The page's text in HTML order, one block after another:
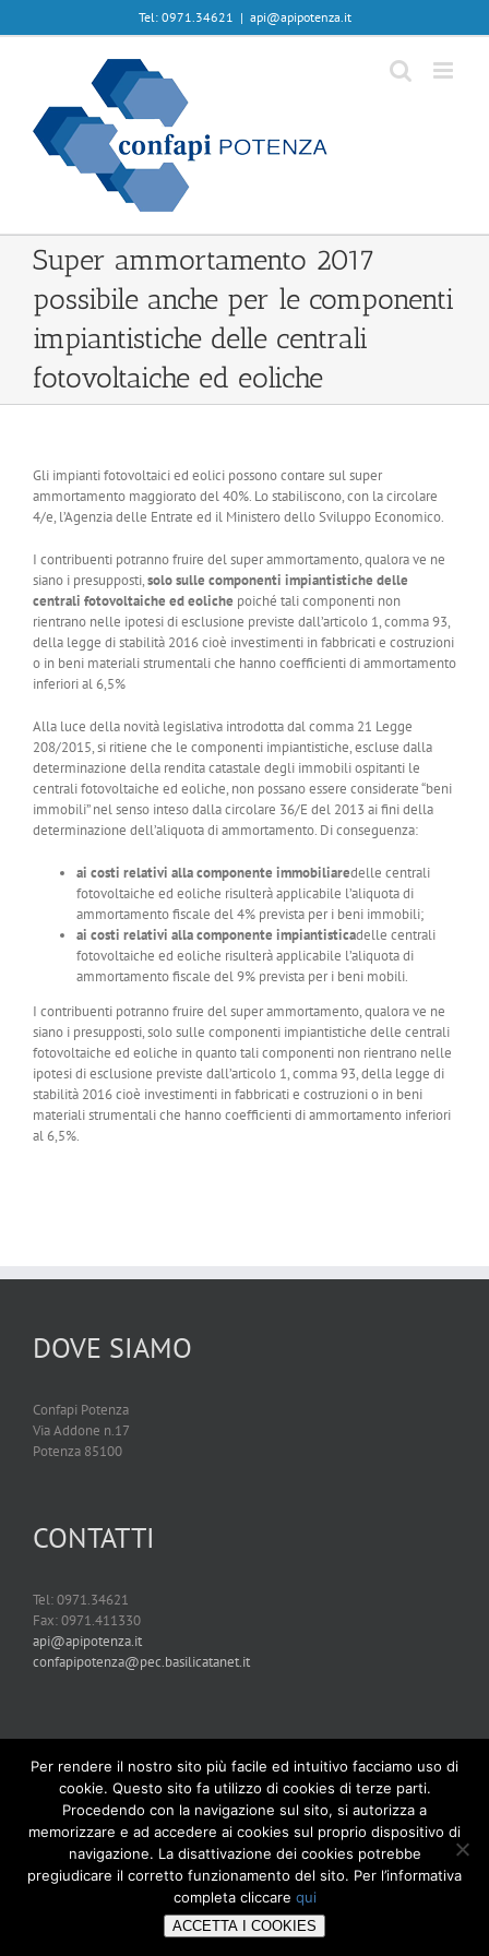
Tel: 0971.34621 | api@apipotenza.it
Super ammortamento 2017
possibile anche per le componenti
impiantistiche delle centrali
fotovoltaiche ed eoliche
Gli impianti fotovoltaici ed eolici possono contare sul super
ammortamento maggiorato del 40%. Lo stabiliscono, con la circolare
4/e, l’Agenzia delle Entrate ed il Ministero dello Sviluppo Economico.
I contribuenti potranno fruire del super ammortamento, qualora ve ne
siano i presupposti,solo sulle componenti impiantistiche delle
centrali fotovoltaiche ed eoliche poiché tali componenti non
rientrano nelle ipotesi di esclusione previste dall’articolo 1, comma 93,
della legge di stabilità 2016 cioè investimenti in fabbricati e costruzioni
o in beni materiali strumentali che hanno coefficienti di ammortamento
inferiori al 6,5%
Alla luce della novità legislativa introdotta dal comma 21 Legge
208/2015, si ritiene che le componenti impiantistiche, escluse dalla
determinazione della rendita catastale degli immobili ospitanti le
centrali fotovoltaiche ed eoliche, non possano essere considerate “beni
immobili” nel senso inteso dalla circolare 36/E del 2013 ai fini della
determinazione dell’aliquota di ammortamento. Di conseguenza:
ai costi relativi alla componente immobiliaredelle centrali
fotovoltaiche ed eoliche risulterà applicabile l’aliquota di
ammortamento fiscale del 4% prevista per i beni immobili;
ai costi relativi alla componente impiantisticadelle centrali
fotovoltaiche ed eoliche risulterà applicabile l’aliquota di
ammortamento fiscale del 9% prevista per i beni mobili.
I contribuenti potranno fruire del super ammortamento, qualora ve ne
siano i presupposti, solo sulle componenti impiantistiche delle centrali
fotovoltaiche ed eoliche in quanto tali componenti non rientrano nelle
ipotesi di esclusione previste dall’articolo 1, comma 93, della legge di
stabilità 2016 cioè investimenti in fabbricati e costruzioni o in beni
materiali strumentali che hanno coefficienti di ammortamento inferiori
al 6,5%.
DOVE SIAMO
Confapi Potenza
Via Addone n.17
Potenza 85100
CONTATTI
Tel: 0971.34621
Fax: 0971.411330
api@apipotenza.it
confapipotenza@pec.basilicatanet.it
Copyright 2019 Confapi Potenza | Tutti i diritti riservati | Powered by
01RabbitandMemex
Per rendere il nostro sito più facile ed intuitivo facciamo uso di
cookie. Questo sito fa utilizzo di cookies di terze parti.
Procedendo con la navigazione sul sito, si autorizza a
memorizzare e ad accedere ai cookies sul proprio dispositivo di
navigazione. La disattivazione dei cookies potrebbe
pregiudicare il corretto funzionamento del sito. Per l’informativa
completa cliccare qui
ACCETTA I COOKIES